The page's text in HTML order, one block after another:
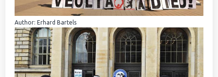
Author: Erhard Bartels